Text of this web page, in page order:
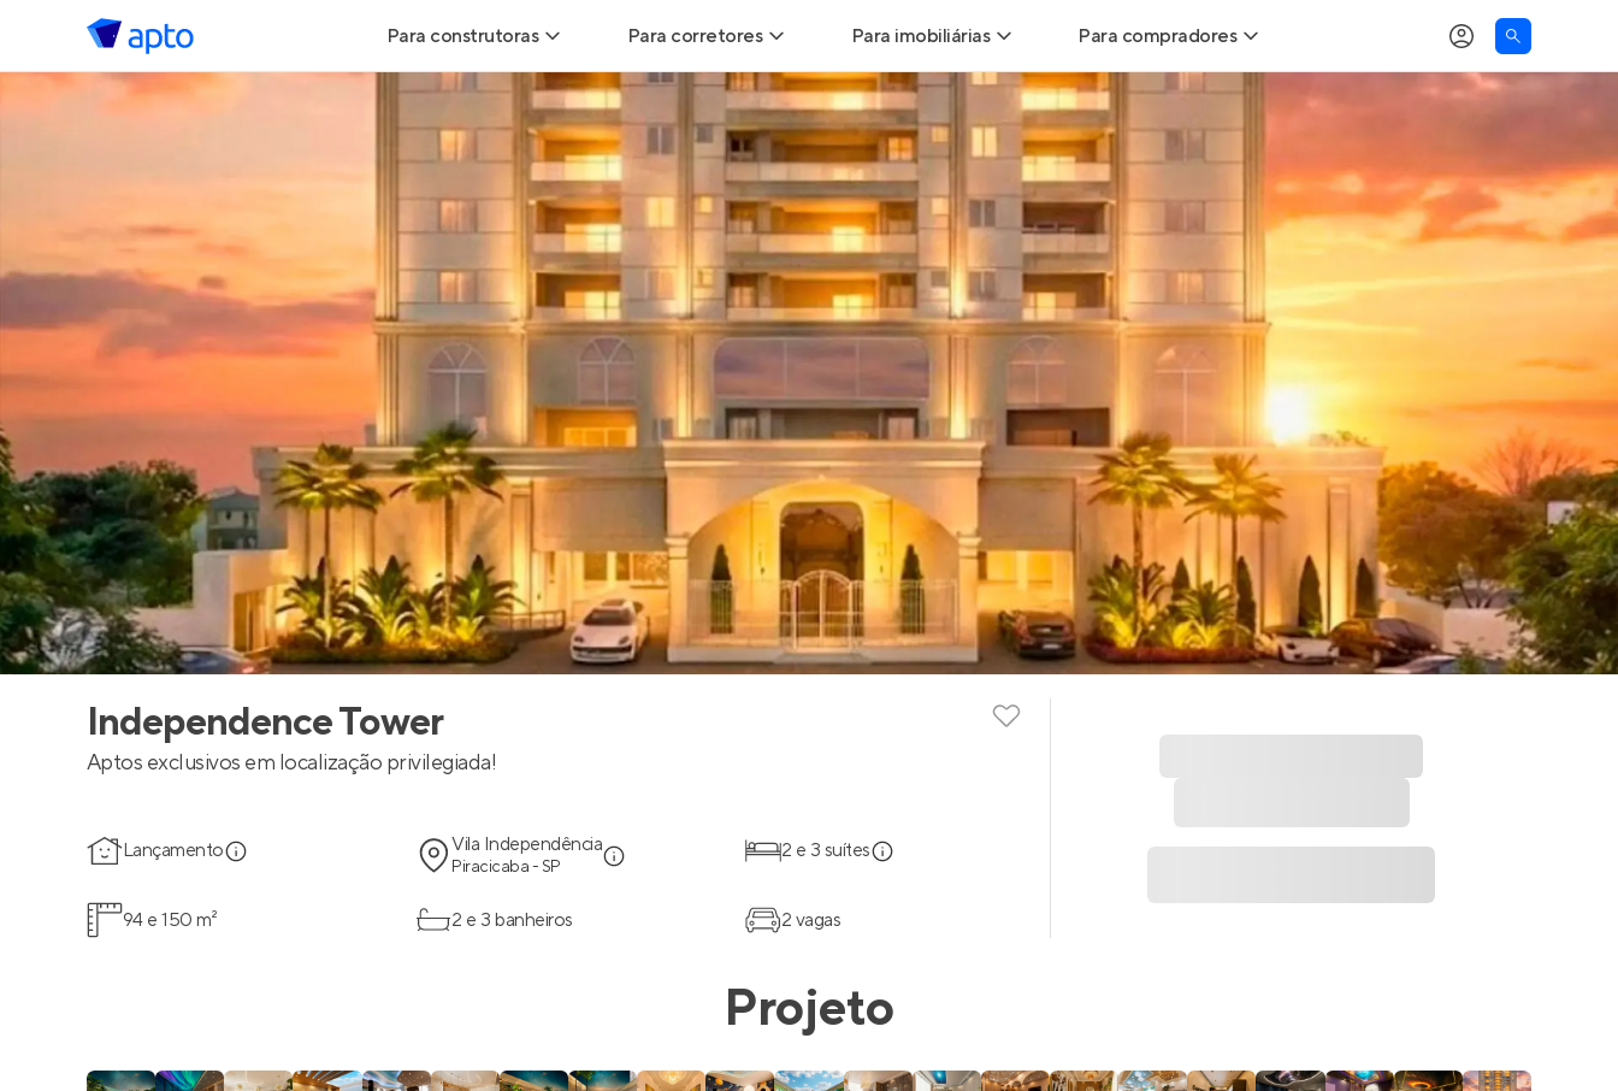
Para construtoras
Geração de Leads
Geração de Visitas
Geração de Vendas
Maiores Construtoras
Parcerias Imobiliárias
Anunciar Imóveis
Para corretores
Leads para Corretores
Corretor+
Parcerias imobiliárias
Hub de Corretores
Perfil Verificado
Anunciar imóveis
Para imobiliárias
Leads para Imobiliárias
Hub de imobiliárias
Anunciar imóveis
Para compradores
Buscar um imóvel novo
Calcule seu Poder de Compra
Comprar x Alugar
Correção do INCC
Simulador de Financiamento
Encontre um corretor
Independence Tower
Aptos exclusivos em localização privilegiada!
Lançamento Vila Independência
Piracicaba - SP
2 e 3 suítes
94 e 150 m² 2 e 3 banheiros 2 vagas
Projeto